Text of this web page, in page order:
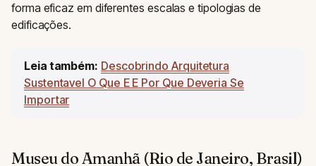
forma eficaz em diferentes escalas e tipologias de
edificações.
Leia também: Descobrindo Arquitetura
Sustentavel O Que E E Por Que Deveria Se
Importar
Museu do Amanhã (Rio de Janeiro, Brasil)